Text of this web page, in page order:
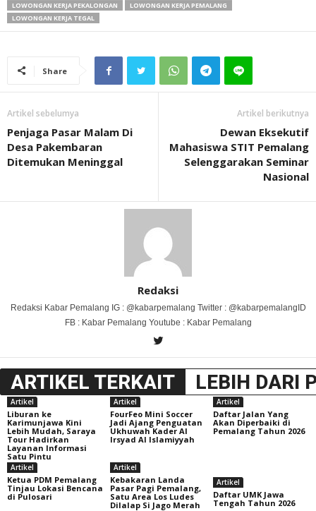
LOWONGAN KERJA PEKALONGAN
LOWONGAN KERJA PEMALANG
LOWONGAN KERJA TEGAL
Share
Artikel sebelumya
Penjaga Pasar Malam Di
Desa Pakembaran
Ditemukan Meninggal
Artikel berikutnya
Dewan Eksekutif
Mahasiswa STIT Pemalang
Selenggarakan Seminar
Nasional
Redaksi
Redaksi Kabar Pemalang IG : @kabarpemalang Twitter : @kabarpemalangID
FB : Kabar Pemalang Youtube : Kabar Pemalang
ARTIKEL TERKAIT LEBIH DARI
Artikel
Liburan ke
Karimunjawa Kini
Lebih Mudah, Saraya
Tour Hadirkan
Layanan Informasi
Satu Pintu
Artikel
FourFeo Mini Soccer
Jadi Ajang Penguatan
Ukhuwah Kader Al
Irsyad Al Islamiyyah
Artikel
Daftar Jalan Yang
Akan Diperbaiki di
Pemalang Tahun 2026
Artikel
Ketua PDM Pemalang
Tinjau Lokasi Bencana
di Pulosari
Artikel
Kebakaran Landa
Pasar Pagi Pemalang,
Satu Area Los Ludes
Dilalap Si Jago Merah
Artikel
Daftar UMK Jawa
Tengah Tahun 2026